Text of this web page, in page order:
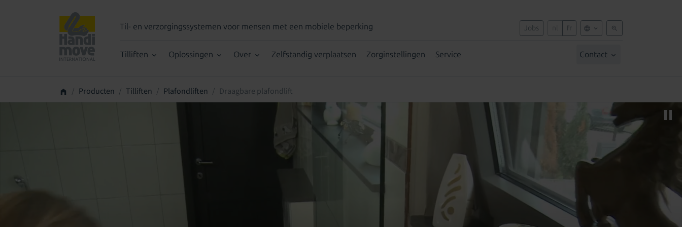
Til- en verzorgingssystemen voor mensen met een mobiele beperking Jobs fr
Tilliften Oplossingen Over Zelfstandig verplaatsen Zorginstellingen Service Contact
Producten Tilliften Plafondliften Draagbare plafondlift